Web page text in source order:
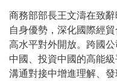
商務部部長王文濤在致
自身優勢，深化國際經
高水平對外開放。跨國
中國、投資中國的高能
溝通對接中增進理解、發